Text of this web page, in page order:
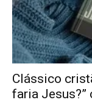
Clássico
faria Jesus?”